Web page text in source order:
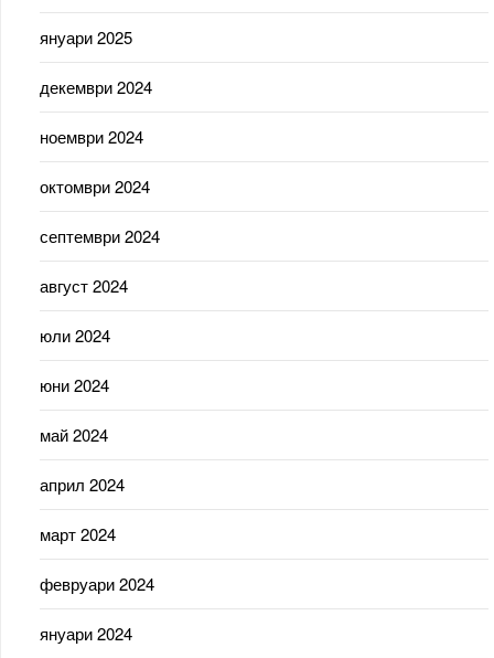
януари 2025
декември 2024
ноември 2024
октомври 2024
септември 2024
август 2024
юли 2024
юни 2024
май 2024
април 2024
март 2024
февруари 2024
януари 2024